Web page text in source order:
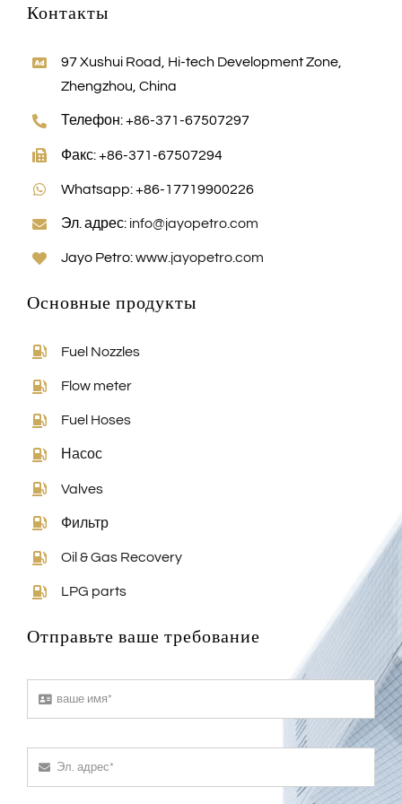
Search
for:
Контакты
97 Xushui Road, Hi-tech Development Zone,
Zhengzhou, China
Телефон: +86-371-67507297
Факс: +86-371-67507294
Whatsapp: +86-17719900226
Эл. адрес: info@jayopetro.com
Jayo Petro:www.jayopetro.com
Основные продукты
Fuel Nozzles
Flow meter
Fuel Hoses
Насос
Valves
Фильтр
Oil & Gas Recovery
LPG parts
Отправьте ваше требование